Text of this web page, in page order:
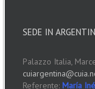
SEDE IN
Palazzo Italia,
Referente: María